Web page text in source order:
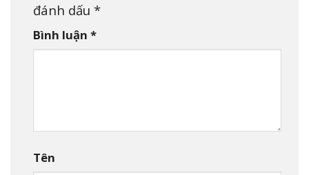
đánh dấu *
Bình luận *
Tên